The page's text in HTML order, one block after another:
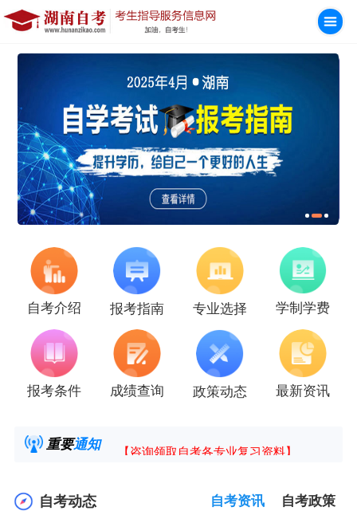
自考介绍 报考指南 专业选择 学制学费
报考条件 成绩查询 政策动态 最新资讯
重要通知
2025年4月湖南自考课程安排及教材目录已
【咨询领取自考各专业复习资料】
自考动态 自考资讯 自考政策